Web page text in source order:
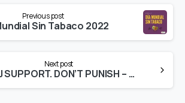
Previous post
Sin Tabaco 2022
Next post
#26J SUPPORT. DON’T PUNISH – APOYE. NO CASTIGUE – Día de acción mundial de 2022: Diez años construyendo alternativas sostenibles a la “guerra contra las drogas”